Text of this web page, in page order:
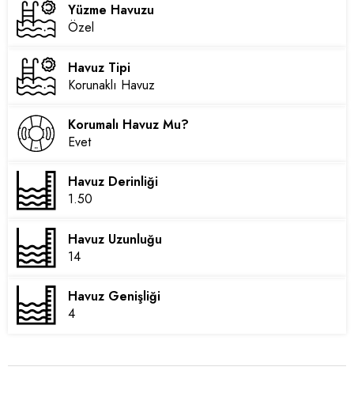
Yüzme Havuzu
Özel
Havuz Tipi
Korunaklı Havuz
Korumalı Havuz Mu?
Evet
Havuz Derinliği
1.50
Havuz Uzunluğu
14
Havuz Genişliği
4